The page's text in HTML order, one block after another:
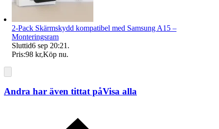
2-Pack Skärmskydd kompatibel med Samsung A15 –
Monteringsram
Sluttid6 sep 20:21 .
Pris:98 kr,Köp nu.
Andra har även tittat påVisa alla